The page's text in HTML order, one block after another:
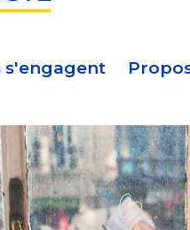
s'engagent